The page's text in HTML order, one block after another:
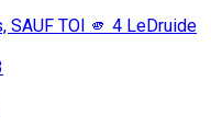
TOI 🫵️ 4 LeDruide